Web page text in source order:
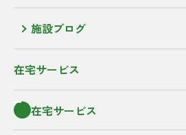
施設ブログ
在宅サービス
在宅サービス